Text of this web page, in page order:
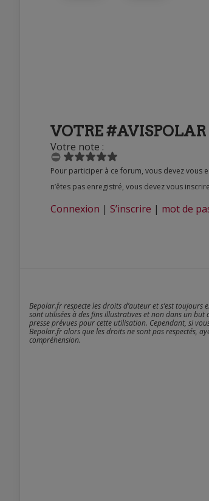
VOTRE #AVISPOLAR
Votre note :
Pour participer à ce forum, vous devez vous enregistrer au préalable. Merci d’indiquer ci-dessous l’identifiant personnel qui vous a été fourni. Si vous
n’êtes pas enregistré, vous devez vous
Connexion | S’inscrire | mot de
Bepolar.fr respecte les droits d’auteur et s’est
sont utilisées à des fins illustratives et non dans un but
presse prévues pour cette utilisation. Cependant, si
Bepolar.fr alors que les droits ne sont pas respectés,
compréhension.